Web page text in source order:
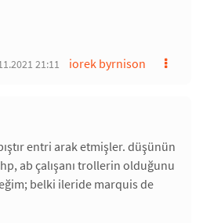
iorek byrnison
21:11
entri arak etmişler. düşünün
ab çalışanı trollerin olduğunu
belki ileride marquis de